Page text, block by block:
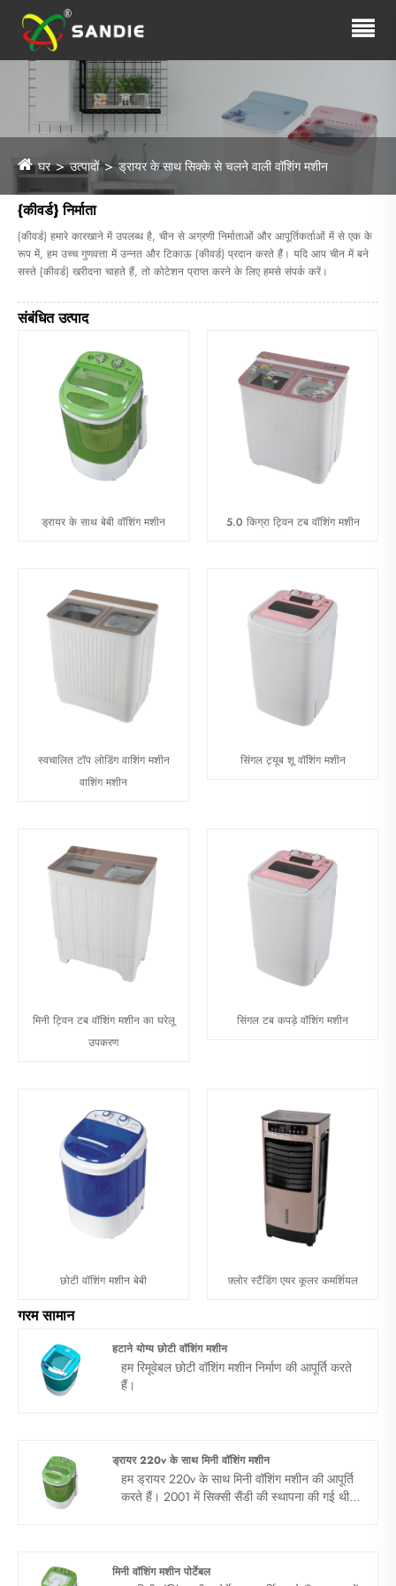
घर उत्पादों ड्रायर के साथ सिक्के से चलने वाली वॉशिंग मशीन
{कीवर्ड} निर्माता
{कीवर्ड} हमारे कारखाने में उपलब्ध है, चीन से अग्रणी निर्माताओं और आपूर्तिकर्ताओं में से एक के
रूप में, हम उच्च गुणवत्ता में उन्नत और टिकाऊ {कीवर्ड} प्रदान करते हैं। यदि आप चीन में बने
सस्ते {कीवर्ड} खरीदना चाहते हैं, तो कोटेशन प्राप्त करने के लिए हमसे संपर्क करें।
संबंधित उत्पाद
ड्रायर के साथ बेबी वॉशिंग मशीन 5.0 किग्रा ट्विन टब वॉशिंग मशीन
स्वचालित टॉप लोडिंग वाशिंग मशीन
वाशिंग मशीन
सिंगल ट्यूब शू वॉशिंग मशीन
मिनी ट्विन टब वॉशिंग मशीन का घरेलू
उपकरण
सिंगल टब कपड़े वॉशिंग मशीन
छोटी वॉशिंग मशीन बेबी फ़्लोर स्टैंडिंग एयर कूलर कमर्शियल
गरम सामान
हटाने योग्य छोटी वॉशिंग मशीन
हम रिमूवेबल छोटी वॉशिंग मशीन निर्माण की आपूर्ति करते
हैं।
ड्रायर 220v के साथ मिनी वॉशिंग मशीन
हम ड्रायर 220v के साथ मिनी वॉशिंग मशीन की आपूर्ति
करते हैं। 2001 में सिक्सी सैंडी की स्थापना की गई थी,
हैं ......
मिनी वॉशिंग मशीन पोर्टेबल